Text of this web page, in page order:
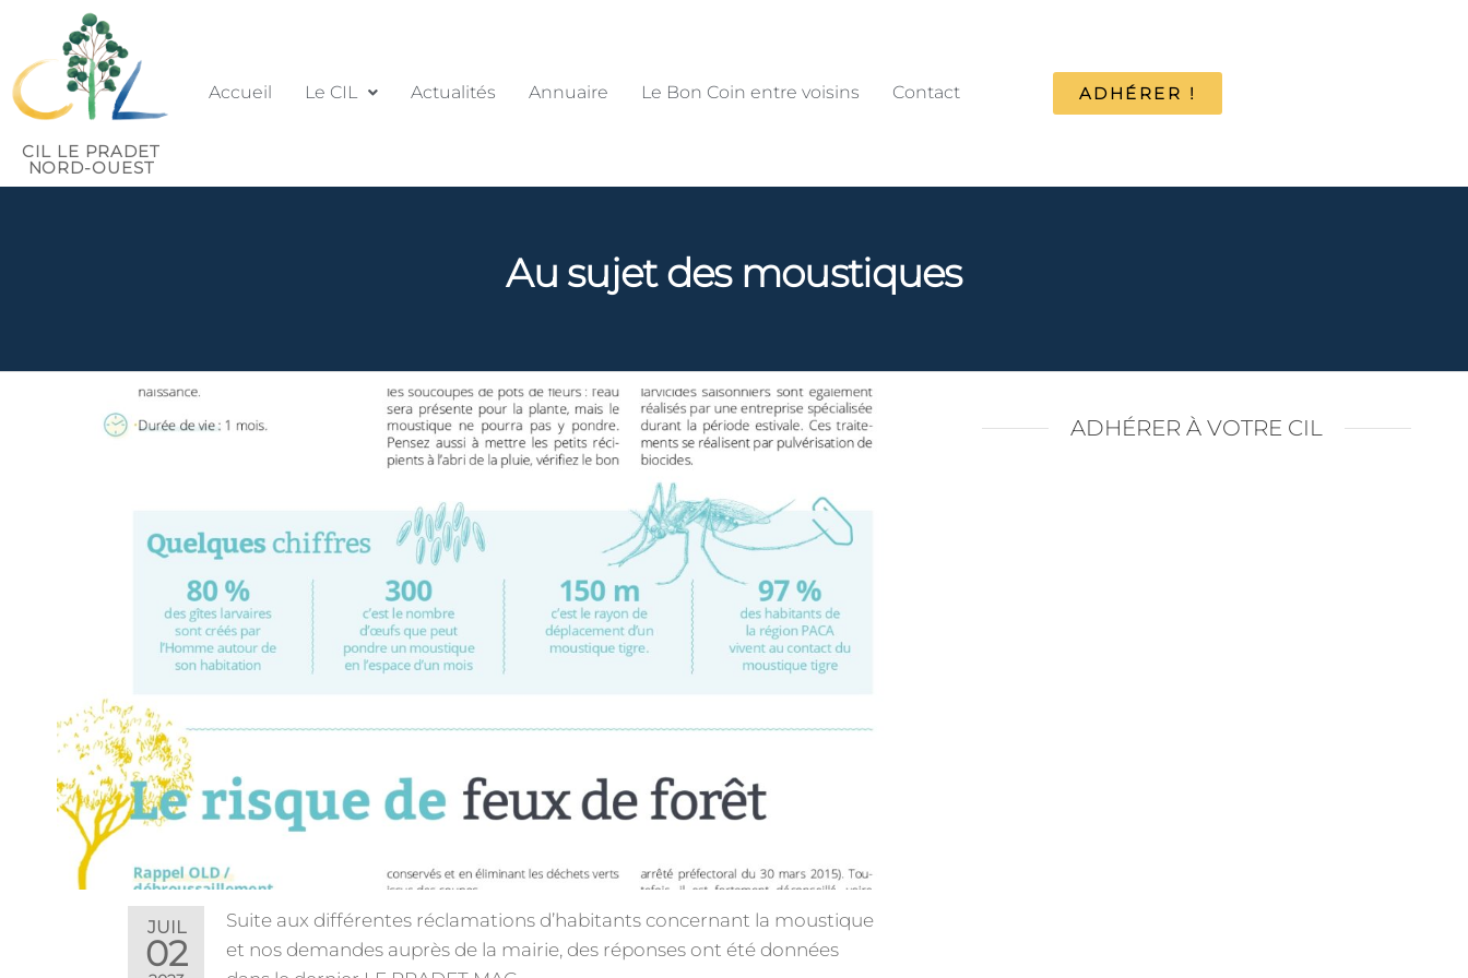
CIL LE PRADET
NORD-OUEST
Accueil Le CIL Actualités Annuaire Le Bon Coin entre voisins Contact ADHÉRER !
Au sujet des moustiques
JUIL
02
Suite aux différentes réclamations d’habitants concernant la moustique
et nos demandes auprès de la mairie, des réponses ont été données
ADHÉRER À VOTRE CIL